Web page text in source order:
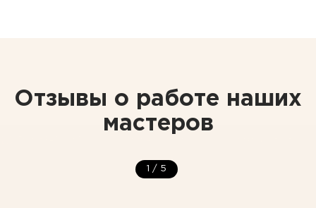
Отзывы о работе наших
мастеров
1 / 5